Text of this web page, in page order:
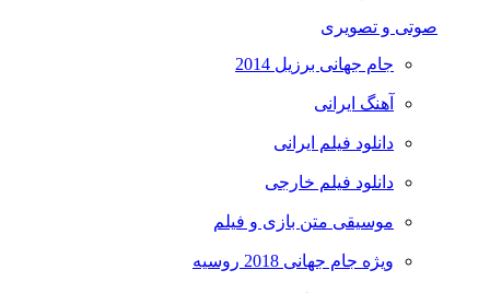
صوتی و تصویری
جام جهانی برزیل 2014
آهنگ ایرانی
دانلود فیلم ایرانی
دانلود فیلم خارجی
موسیقی متن بازی و فیلم
ویژه جام جهانی 2018 روسیه